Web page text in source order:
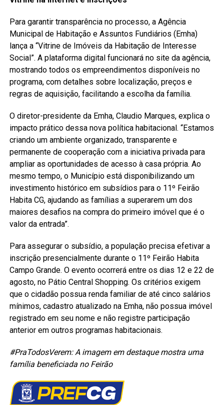
Para garantir transparência no processo, a Agência
Municipal de Habitação e Assuntos Fundiários (Emha)
lança a “Vitrine de Imóveis da Habitação de Interesse
Social”. A plataforma digital funcionará no site da agência,
mostrando todos os empreendimentos disponíveis no
programa, com detalhes sobre localização, preços e
regras de aquisição, facilitando a escolha da família.
O diretor-presidente da Emha, Claudio Marques, explica o
impacto prático dessa nova política habitacional. “Estamos
criando um ambiente organizado, transparente e
permanente de cooperação com a iniciativa privada para
ampliar as oportunidades de acesso à casa própria. Ao
mesmo tempo, o Município está disponibilizando um
investimento histórico em subsídios para o 11º Feirão
Habita CG, ajudando as famílias a superarem um dos
maiores desafios na compra do primeiro imóvel que é o
valor da entrada”.
Para assegurar o subsídio, a população precisa efetivar a
inscrição presencialmente durante o 11º Feirão Habita
Campo Grande. O evento ocorrerá entre os dias 12 e 22 de
agosto, no Pátio Central Shopping. Os critérios exigem
que o cidadão possua renda familiar de até cinco salários
mínimos, cadastro atualizado na Emha, não possua imóvel
registrado em seu nome e não registre participação
anterior em outros programas habitacionais.
#PraTodosVerem: A imagem em destaque mostra uma
família beneficiada no Feirão